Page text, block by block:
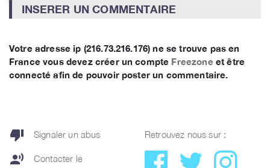
INSERER UN COMMENTAIRE
Votre adresse ip (216.73.216.176) ne se trouve pas en
France vous devez créer un compte Freezone et être
connecté afin de pouvoir poster un commentaire.
thumb_down Signaler un abus
record_voice_over
Contacter le
Retrouvez nous sur :